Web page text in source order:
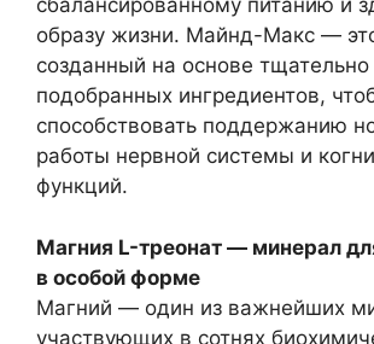
сбалансированному питанию и
образу жизни. Майнд-Макс —
созданный на основе тщательно
подобранных ингредиентов,
способствовать поддержанию
работы нервной системы и
функций.
Магния L-треонат — минерал
в особой форме
Магний — один из важнейших
участвующих в сотнях